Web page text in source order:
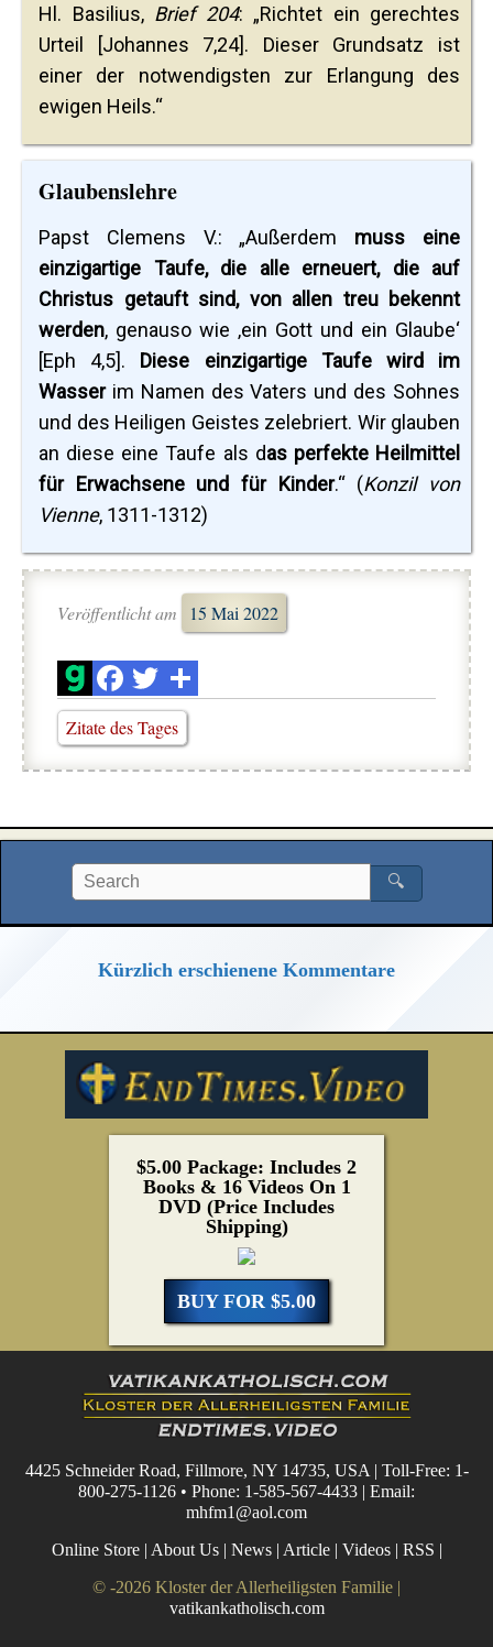
Hl. Basilius, Brief 204: „Richtet ein gerechtes
Urteil [Johannes 7,24]. Dieser Grundsatz ist
einer der notwendigsten zur Erlangung des
ewigen Heils.“
Glaubenslehre
Papst Clemens V.: „Außerdem muss eine
einzigartige Taufe, die alle erneuert, die auf
Christus getauft sind, von allen treu bekennt
werden, genauso wie ‚ein Gott und ein Glaube‘
[Eph 4,5]. Diese einzigartige Taufe wird im
Wasserim Namen des Vaters und des Sohnes
und des Heiligen Geistes zelebriert. Wir glauben
an diese eine Taufe als das perfekte Heilmittel
für Erwachsene und für Kinder.“ (Konzil von
Vienne, 1311-1312)
Veröffentlicht am 15 Mai 2022
Zitate des Tages
🔍
Kürzlich erschienene Kommentare
$5.00 Package: Includes 2
Books & 16 Videos On 1
DVD (Price Includes
Shipping)
BUY FOR $5.00
4425 Schneider Road, Fillmore, NY 14735, USA | Toll-Free: 1-
800-275-1126 • Phone: 1-585-567-4433 | Email:
mhfm1@aol.com
Online Store| About Us| News| Article| Videos| RSS |
© -2026 Kloster der Allerheiligsten Familie |
vatikankatholisch.com